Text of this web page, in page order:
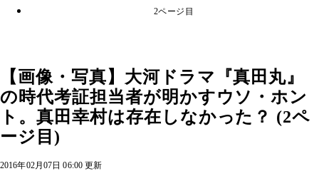
2ページ目
【画像・写真】大河ドラマ『真田丸』
の時代考証担当者が明かすウソ・ホン
ト。真田幸村は存在しなかった？ (2ペ
ージ目)
2016年02月07日 06:00 更新